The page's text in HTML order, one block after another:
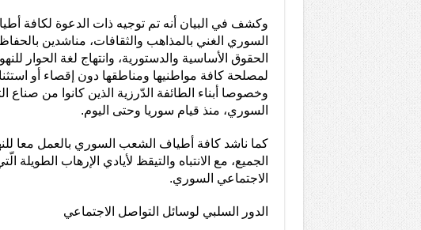
وكشف في البيان أنه تم توجيه ذات الدعوة لكافة
السوري الغني بالمذاهب والثقافات، مناشدين
الحقوق الأساسية والدستورية، وانتهاج لغة الحوار
لمصلحة كافة مواطنيها ومناطقها دون إقصاء أو
وخصوصا أبناء الطائفة الدّرزية الذين كانوا من صناع
السوري، منذ قيام سوريا وحتى اليوم.
كما ناشد كافة أطياف الشعب السوري بالعمل معا
الجميع، مع الانتباه والتيقظ لأيادي الإرهاب
الاجتماعي السوري.
الدور السلبي لوسائل التواصل الاجتماعي